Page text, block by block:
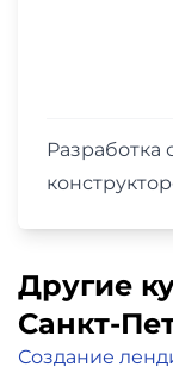
Разработка
Другие
Санкт-
Создание